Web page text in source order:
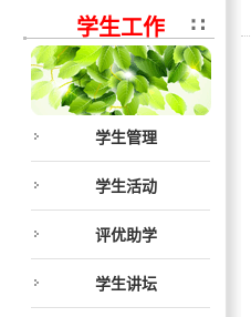
学生工作
学生管理
学生活动
评优助学
学生讲坛